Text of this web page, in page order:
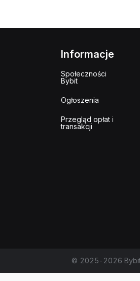
Informacje
Społeczności
Bybit
Ogłoszenia
Przegląd opłat i
transakcji
© 2025-2026